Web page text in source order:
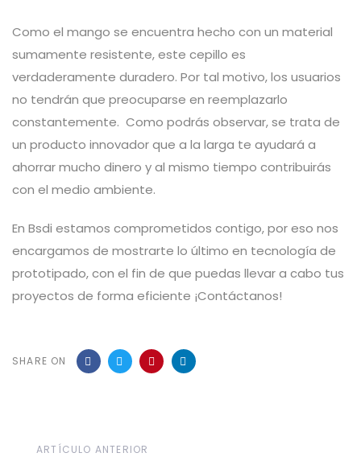
Como el mango se encuentra hecho con un material
sumamente resistente, este cepillo es
verdaderamente duradero. Por tal motivo, los usuarios
no tendrán que preocuparse en reemplazarlo
constantemente. Como podrás observar, se trata de
un producto innovador que a la larga te ayudará a
ahorrar mucho dinero y al mismo tiempo contribuirás
con el medio ambiente.
En Bsdi estamos comprometidos contigo, por eso nos
encargamos de mostrarte lo último en tecnología de
prototipado, con el fin de que puedas llevar a cabo tus
proyectos de forma eficiente ¡Contáctanos!
SHARE ON
ARTÍCULO ANTERIOR